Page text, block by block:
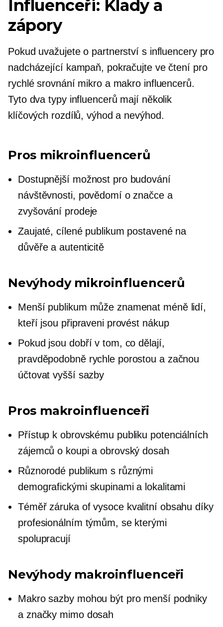
Influenceři: Klady a
zápory
Pokud uvažujete o partnerství s influencery pro
nadcházející kampaň, pokračujte ve čtení pro
rychlé srovnání mikro a makro influencerů.
Tyto dva typy influencerů mají několik
klíčových rozdílů, výhod a nevýhod.
Pros mikroinfluencerů
Dostupnější možnost pro budování
návštěvnosti, povědomí o značce a
zvyšování prodeje
Zaujaté, cílené publikum postavené na
důvěře a autenticitě
Nevýhody mikroinfluencerů
Menší publikum může znamenat méně lidí,
kteří jsou připraveni provést nákup
Pokud jsou dobří v tom, co dělají,
pravděpodobně rychle porostou a začnou
účtovat vyšší sazby
Pros makroinfluenceři
Přístup k obrovskému publiku potenciálních
zájemců o koupi a obrovský dosah
Různorodé publikum s různými
demografickými skupinami a lokalitami
Téměř zárukaofvysoce kvalitníobsahu díky
profesionálním týmům, se kterými
spolupracují
Nevýhody makroinfluenceři
Makro sazby mohou být pro menší podniky
a značky mimo dosah